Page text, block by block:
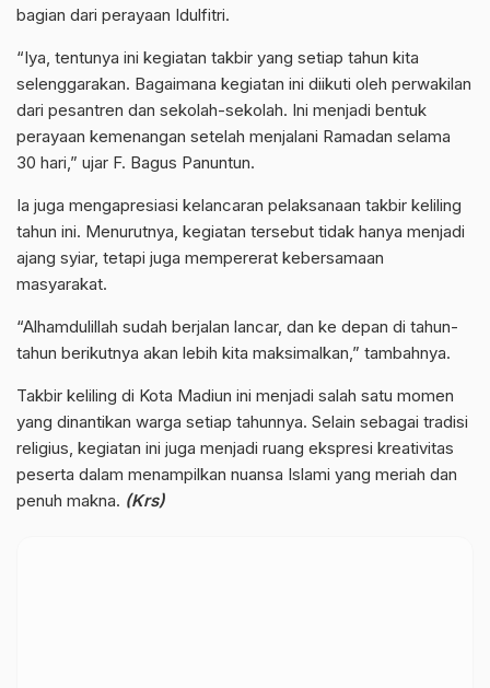
bagian dari perayaan Idulfitri.
“Iya, tentunya ini kegiatan takbir yang setiap tahun kita
selenggarakan. Bagaimana kegiatan ini diikuti oleh perwakilan
dari pesantren dan sekolah-sekolah. Ini menjadi bentuk
perayaan kemenangan setelah menjalani Ramadan selama
30 hari,” ujar F. Bagus Panuntun.
Ia juga mengapresiasi kelancaran pelaksanaan takbir keliling
tahun ini. Menurutnya, kegiatan tersebut tidak hanya menjadi
ajang syiar, tetapi juga mempererat kebersamaan
masyarakat.
“Alhamdulillah sudah berjalan lancar, dan ke depan di tahun-
tahun berikutnya akan lebih kita maksimalkan,” tambahnya.
Takbir keliling di Kota Madiun ini menjadi salah satu momen
yang dinantikan warga setiap tahunnya. Selain sebagai tradisi
religius, kegiatan ini juga menjadi ruang ekspresi kreativitas
peserta dalam menampilkan nuansa Islami yang meriah dan
penuh makna. (Krs)